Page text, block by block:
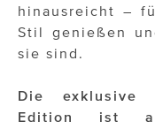
hinausreicht –
Stil genießen
sie sind.
Die exklusive
Edition ist